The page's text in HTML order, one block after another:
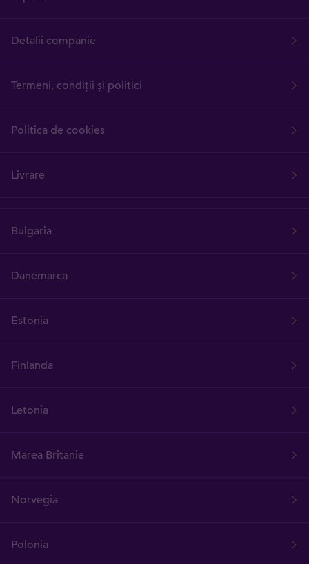
Detalii companie
Termeni, condiții și politici
Politica de cookies
Livrare
Bulgaria
Danemarca
Estonia
Finlanda
Letonia
Marea Britanie
Norvegia
Polonia